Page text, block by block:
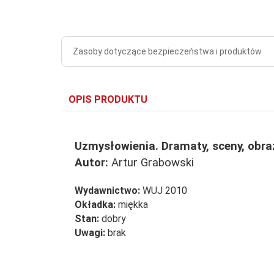
Zasoby dotyczące bezpieczeństwa i produktów
OPIS PRODUKTU
Uzmysłowienia. Dramaty, sceny,
Autor: Artur Grabowski
Wydawnictwo: WUJ 2010
Okładka: miękka
Stan: dobry
Uwagi: brak